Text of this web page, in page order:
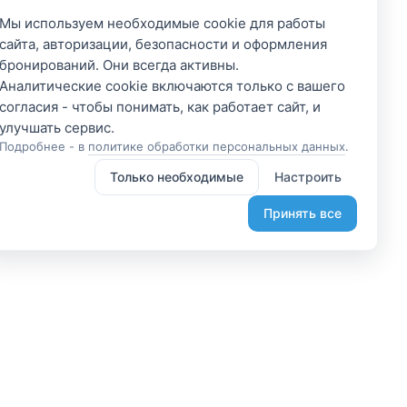
Мы используем необходимые cookie для работы
сайта, авторизации, безопасности и оформления
бронирований. Они всегда активны.
Аналитические cookie включаются только с вашего
согласия - чтобы понимать, как работает сайт, и
Подробнее - в политике обработки персональных данных.
Только необходимые Настроить
Принять все